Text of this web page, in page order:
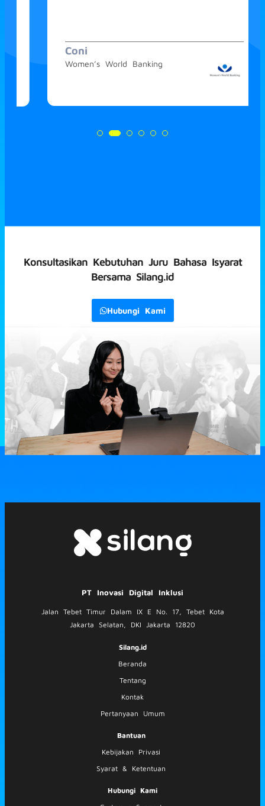
Coni
Women’s World Banking
Konsultasikan Kebutuhan Juru Bahasa Isyarat
Bersama Silang.id
Hubungi Kami
PT Inovasi Digital Inklusi
Jalan Tebet Timur Dalam IX E No. 17, Tebet Kota
Jakarta Selatan, DKI Jakarta 12820
Silang.id
Beranda
Tentang
Kontak
Pertanyaan Umum
Bantuan
Kebijakan Privasi
Syarat & Ketentuan
Hubungi Kami